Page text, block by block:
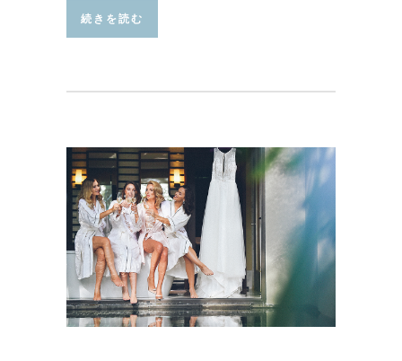
続きを読む